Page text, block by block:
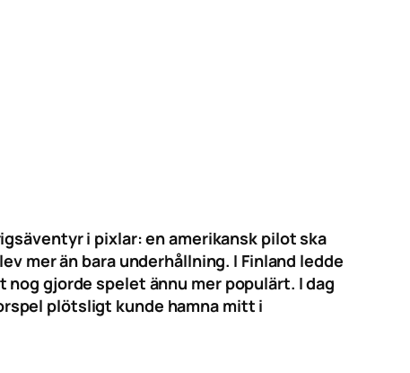
i pixlar: en amerikansk pilot ska
mer än bara underhållning. I Finland ledde
gjorde spelet ännu mer populärt. I dag
plötsligt kunde hamna mitt i